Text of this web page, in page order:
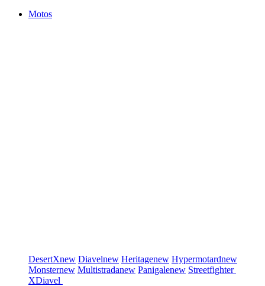
Motos
DesertXnew Diavelnew Heritagenew Hypermotardnew
Monsternew Multistradanew Panigalenew Streetfighter
XDiavel